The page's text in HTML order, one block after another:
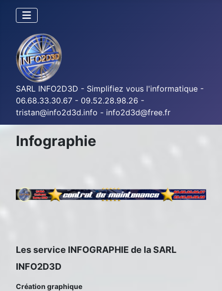
SARL INFO2D3D - Simplifiez vous l'informatique -
06.68.33.30.67 - 09.52.28.98.26 -
tristan@info2d3d.info - info2d3d@free.fr
Infographie
Les service INFOGRAPHIE de la SARL
INFO2D3D
Création graphique